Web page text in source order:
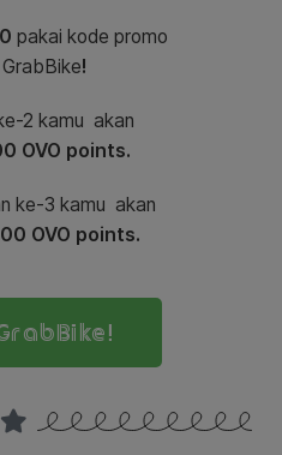
pakai kode promo
!
2 kamu akan
OVO points.
ke-3 kamu akan
OVO points.